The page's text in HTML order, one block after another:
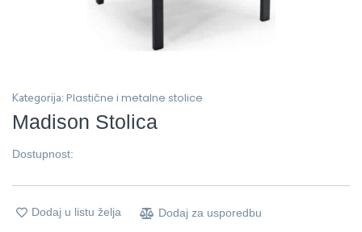
Kategorija: Plastične i metalne stolice
Madison Stolica
Dostupnost:
Dodaj u listu želja Dodaj za usporedbu